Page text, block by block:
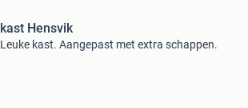
kast Hensvik
Leuke kast. Aangepast met extra schappen.